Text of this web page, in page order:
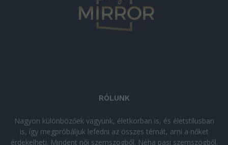
RÓLUNK
Nagyon különbözőek vagyunk, életkorban is, és életstílusban
is, így megpróbáljuk lefedni az összes témát, ami a nőket
érdekelheti. Mindent női szemszögből. Néha pasi szemszögből.